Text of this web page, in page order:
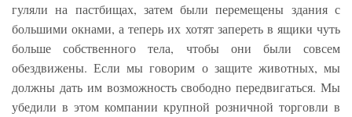
гуляли на пастбищах, затем были перемещены здания с
большими окнами, а теперь их хотят запереть в ящики чуть
больше собственного тела, чтобы они были совсем
обездвижены. Если мы говорим о защите животных, мы
должны дать им возможность свободно передвигаться. Мы
убедили в этом компании крупной розничной торговли в